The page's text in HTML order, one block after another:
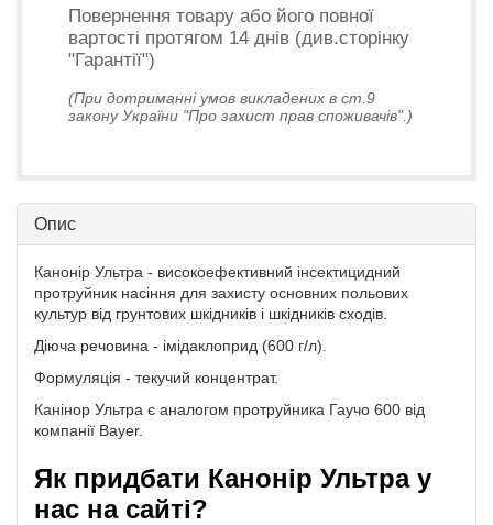
Повернення товару або його повної
вартості протягом 14 днів (див.сторінку
"Гарантії")
(При дотриманні умов викладених в ст.9
закону України "Про захист прав споживачів".)
Опис
Канонір Ультра - високоефективний інсектицидний
протруйник насіння для захисту основних польових
культур від грунтових шкідників і шкідників сходів.
Діюча речовина - імідаклоприд (600 г/л).
Формуляція - текучий концентрат.
Канінор Ультра є аналогом протруйника Гаучо 600 від
компанії Bayer.
Як придбати Канонір Ультра у
нас на сайті?